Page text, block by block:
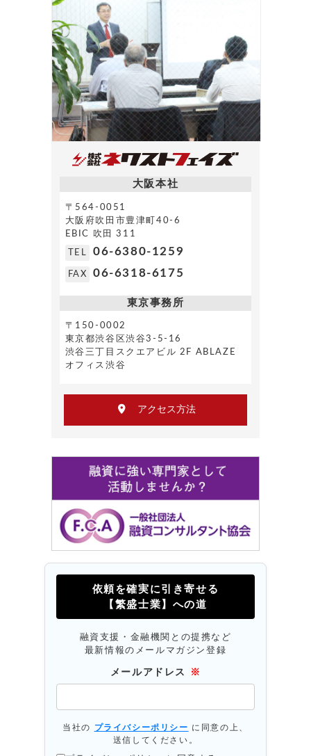
大阪本社
〒564-0051
大阪府吹田市豊津町40-6
EBIC 吹田 311
TEL 06-6380-1259
FAX 06-6318-6175
東京事務所
〒150-0002
東京都渋谷区渋谷3-5-16
渋谷三丁目スクエアビル 2F ABLAZE
オフィス渋谷
アクセス方法
依頼を確実に引き寄せる
【繁盛士業】への道
融資支援・金融機関との提携など
最新情報のメールマガジン登録
メールアドレス ※
当社の プライバシーポリシー に同意の上、
送信してください。